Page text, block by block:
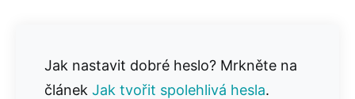
Jak nastavit dobré heslo? Mrkněte na
článek Jak tvořit spolehlivá hesla.